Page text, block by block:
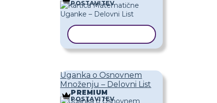
POSTAVITEV
Uganka o Osnovnem
Množenju – Delovni List
PREMIUM
POSTAVITEV